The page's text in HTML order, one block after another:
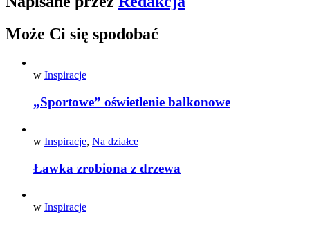
Może Ci się spodobać
w Inspiracje
„Sportowe” oświetlenie balkonowe
w Inspiracje, Na działce
Ławka zrobiona z drzewa
w Inspiracje